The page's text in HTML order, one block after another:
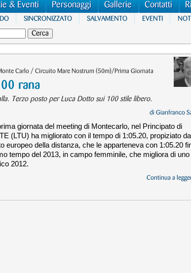
& Eventi Personaggi Gallerie Contatti
SINCRONIZZATO SALVAMENTO EVENTI
Carlo / Circuito Mare Nostrum (50m)/Prima Giornata
rana
Terzo posto per Luca Dotto sui 100 stile libero.
di Gianfranco
giornata del meeting di Montecarlo, nel Principato di
(LTU) ha migliorato con il tempo di 1:05.20, propiziato da
europeo della distanza, che le apparteneva con 1:05.20
tempo del 2013, in campo femminile, che migliora di uno
2012.
Continua a